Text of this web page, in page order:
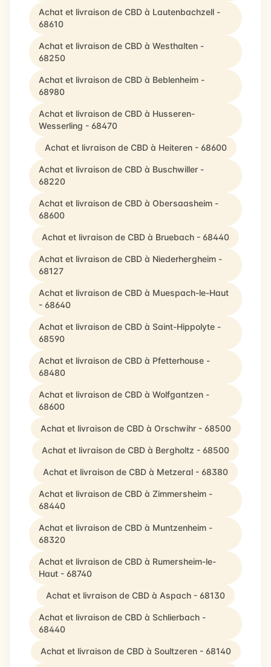
Achat et livraison de CBD à Lautenbachzell -
68610
Achat et livraison de CBD à Westhalten -
68250
Achat et livraison de CBD à Beblenheim -
68980
Achat et livraison de CBD à Husseren-
Wesserling - 68470
Achat et livraison de CBD à Heiteren - 68600
Achat et livraison de CBD à Buschwiller -
68220
Achat et livraison de CBD à Obersaasheim -
68600
Achat et livraison de CBD à Bruebach - 68440
Achat et livraison de CBD à Niederhergheim -
68127
Achat et livraison de CBD à Muespach-le-Haut
- 68640
Achat et livraison de CBD à Saint-Hippolyte -
68590
Achat et livraison de CBD à Pfetterhouse -
68480
Achat et livraison de CBD à Wolfgantzen -
68600
Achat et livraison de CBD à Orschwihr - 68500
Achat et livraison de CBD à Bergholtz - 68500
Achat et livraison de CBD à Metzeral - 68380
Achat et livraison de CBD à Zimmersheim -
68440
Achat et livraison de CBD à Muntzenheim -
68320
Achat et livraison de CBD à Rumersheim-le-
Haut - 68740
Achat et livraison de CBD à Aspach - 68130
Achat et livraison de CBD à Schlierbach -
68440
Achat et livraison de CBD à Soultzeren - 68140